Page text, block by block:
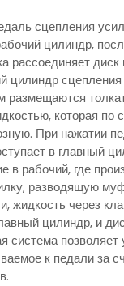
сцепления
цилиндр,
рассоединяет диск
цилиндр сцепления
размещаются
которая по
При нажатии
в главный
в рабочий, где
разводящую
жидкость через
цилиндр, и
система
к педали за